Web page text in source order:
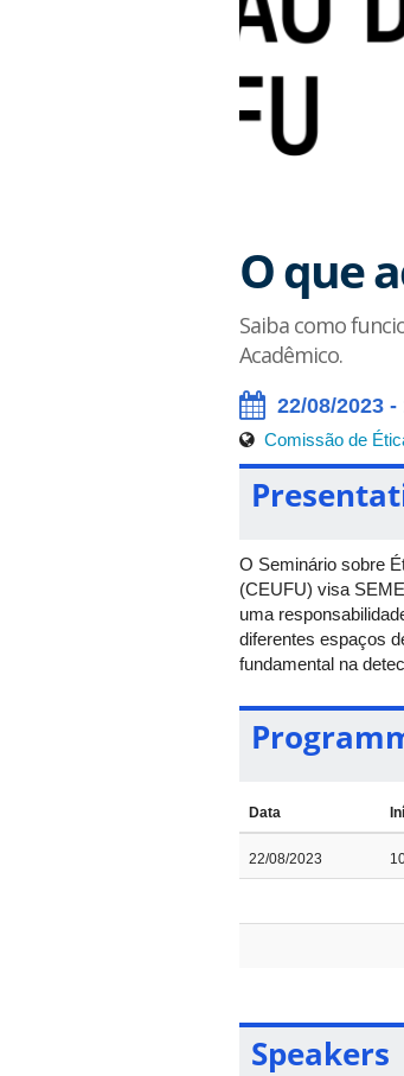
O que
Saiba como
Acadêmico.
22/08/2023
Comissão de
O Seminário sobre
(CEUFU) visa
uma
diferentes espaços
fundamental na
Data
22/08/2023
Speakers